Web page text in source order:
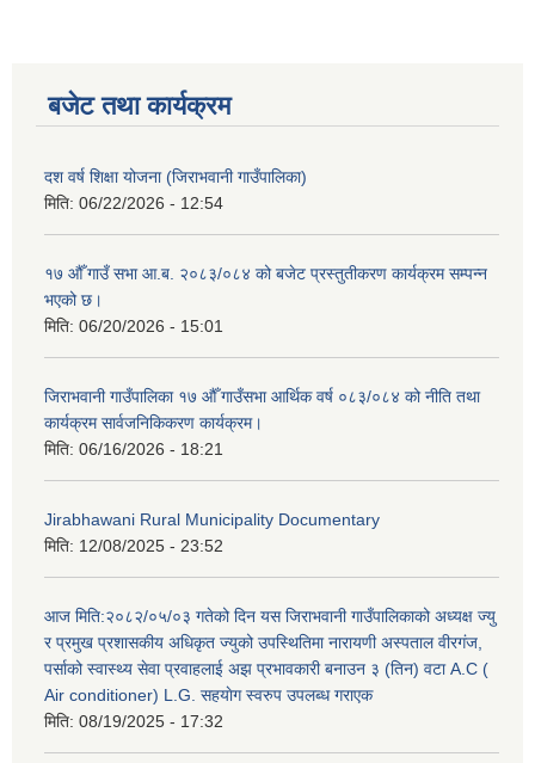
बजेट तथा कार्यक्रम
दश वर्ष शिक्षा योजना (जिराभवानी गाउँपालिका)
मिति: 06/22/2026 - 12:54
१७ औँ गाउँ सभा आ.ब. २०८३/०८४ को बजेट प्रस्तुतीकरण कार्यक्रम सम्पन्न
भएको छ।
मिति: 06/20/2026 - 15:01
जिराभवानी गाउँपालिका १७ औँ गाउँसभा आर्थिक वर्ष ०८३/०८४ को नीति तथा
कार्यक्रम सार्वजनिकिकरण कार्यक्रम।
मिति: 06/16/2026 - 18:21
Jirabhawani Rural Municipality Documentary
मिति: 12/08/2025 - 23:52
आज मिति:२०८२/०५/०३ गतेको दिन यस जिराभवानी गाउँपालिकाको अध्यक्ष ज्यु
र प्रमुख प्रशासकीय अधिकृत ज्युको उपस्थितिमा नारायणी अस्पताल वीरगंज,
पर्साको स्वास्थ्य सेवा प्रवाहलाई अझ प्रभावकारी बनाउन ३ (तिन) वटा A.C (
Air conditioner) L.G. सहयाेग स्वरुप उपलब्ध गराएक
मिति: 08/19/2025 - 17:32